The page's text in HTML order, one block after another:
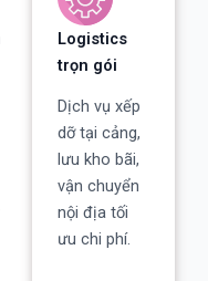
Logistics
trọn gói
Dịch vụ xếp
dỡ tại cảng,
lưu kho bãi,
vận chuyển
nội địa tối
ưu chi phí.